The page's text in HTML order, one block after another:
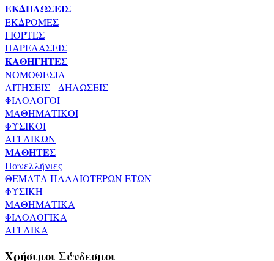
ΕΚΔΗΛΩΣΕΙΣ
ΕΚΔΡΟΜΕΣ
ΓΙΟΡΤΕΣ
ΠΑΡΕΛΑΣΕΙΣ
ΚΑΘΗΓΗΤΕΣ
ΝΟΜΟΘΕΣΙΑ
ΑΙΤΗΣΕΙΣ - ΔΗΛΩΣΕΙΣ
ΦΙΛΟΛΟΓΟΙ
ΜΑΘΗΜΑΤΙΚΟΙ
ΦΥΣΙΚΟΙ
ΑΓΓΛΙΚΩΝ
ΜΑΘΗΤΕΣ
Πανελλήνιες
ΘΕΜΑΤΑ ΠΑΛΑΙΟΤΕΡΩΝ ΕΤΩΝ
ΦΥΣΙΚΗ
ΜΑΘΗΜΑΤΙΚΑ
ΦΙΛΟΛΟΓΙΚΑ
ΑΓΓΛΙΚΑ
Χρήσιμοι Σύνδεσμοι